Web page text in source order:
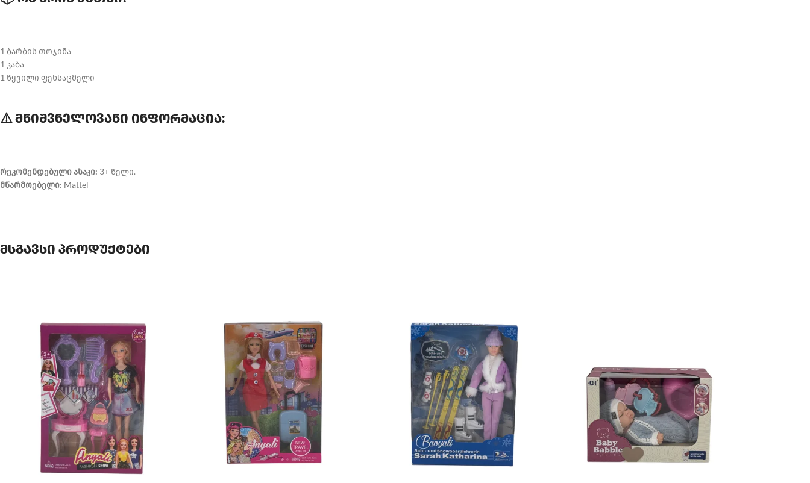
1 ბარბის თოჯინა
1 კაბა
1 წყვილი ფეხსაცმელი
⚠️ მნიშვნელოვანი ინფორმაცია:
რეკომენდებული ასაკი: 3+ წელი.
მწარმოებელი: Mattel
მსგავსი პროდუქტები